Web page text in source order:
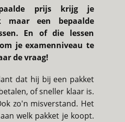
prijs krijg je
maar een bepaalde
En of die lessen
je examenniveau te
de vraag!
dat hij bij een pakket
of sneller klaar is.
zo'n misverstand. Het
welk pakket je koopt.